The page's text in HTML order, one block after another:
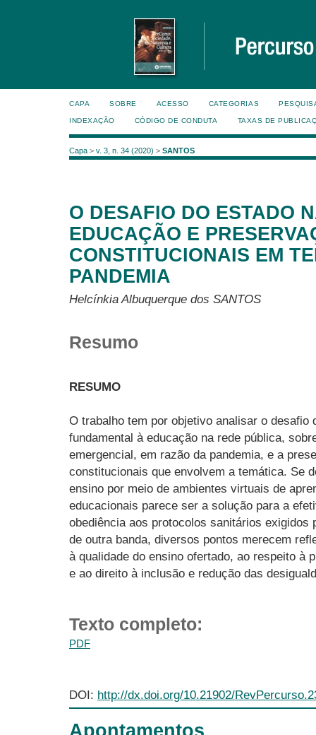
CAPA SOBRE ACESSO CATEGORIAS
INDEXAÇÃO CÓDIGO DE CONDUTA TAXAS DE
Capa > v. 3, n. 34 (2020) > SANTOS
O DESAFIO DO ESTADO
EDUCAÇÃO E
CONSTITUCIONAIS EM
PANDEMIA
Helcínkia Albuquerque dos SANTOS
Resumo
RESUMO
O trabalho tem por objetivo analisar o desafio
fundamental à educação na rede pública,
emergencial, em razão da pandemia, e a
constitucionais que envolvem a temática. Se
ensino por meio de ambientes virtuais de
educacionais parece ser a solução para a
obediência aos protocolos sanitários exigidos
de outra banda, diversos pontos merecem
à qualidade do ensino ofertado, ao respeito à
e ao direito à inclusão e redução das
Texto completo:
PDF
DOI: http://dx.doi.org/10.21902/